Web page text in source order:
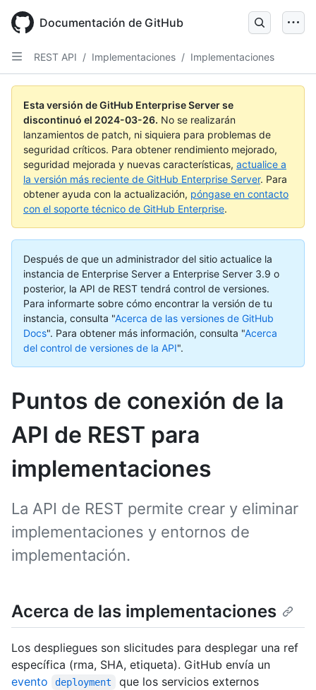
main
content
Documentación de GitHub
REST API / Implementaciones / Implementaciones
Esta versión de GitHub Enterprise Server se
discontinuó el 2024-03-26. No se realizarán
lanzamientos de patch, ni siquiera para problemas de
seguridad críticos. Para obtener rendimiento mejorado,
seguridad mejorada y nuevas características, actualice a
la versión más reciente de GitHub Enterprise Server. Para
obtener ayuda con la actualización, póngase en contacto
con el soporte técnico de GitHub Enterprise.
Después de que un administrador del sitio actualice la
instancia de Enterprise Server a Enterprise Server 3.9 o
posterior, la API de REST tendrá control de versiones.
Para informarte sobre cómo encontrar la versión de tu
instancia, consulta "Acerca de las versiones de GitHub
Docs". Para obtener más información, consulta "Acerca
del control de versiones de la API".
Puntos de conexión de la
API de REST para
implementaciones
La API de REST permite crear y eliminar
implementaciones y entornos de
implementación.
Acerca de las implementaciones
Los despliegues son slicitudes para desplegar una ref
específica (rma, SHA, etiqueta). GitHub envía un
evento
deployment
que los servicios externos